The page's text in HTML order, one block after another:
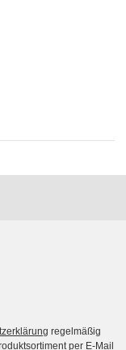
regelmäßig
per E-Mail